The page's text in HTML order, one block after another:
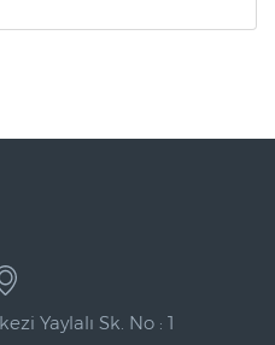
Yaylalı Sk. No : 1